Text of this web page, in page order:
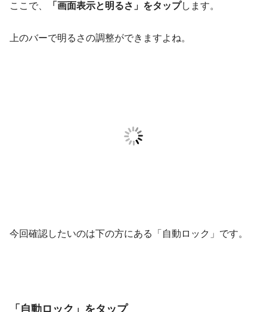
ここで、 「画面表示と明るさ」をタップします。
上のバーで明るさの調整ができますよね。
今回確認したいのは下の方にある「自動ロック」です。
「自動ロック」をタップ